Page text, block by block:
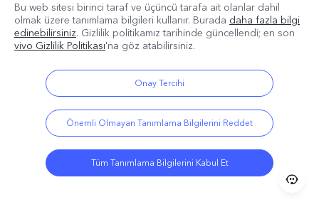
Bu web sitesi birinci taraf ve üçüncü tarafa ait olanlar dahil
olmak üzere tanımlama bilgileri kullanır. Burada daha fazla bilgi
edinebilirsiniz. Gizlilik politikamıztarihinde güncellendi; en son
vivo Gizlilik Politikası'na göz atabilirsiniz.
Onay Tercihi
Önemli Olmayan Tanımlama Bilgilerini Reddet
Tüm Tanımlama Bilgilerini Kabul Et